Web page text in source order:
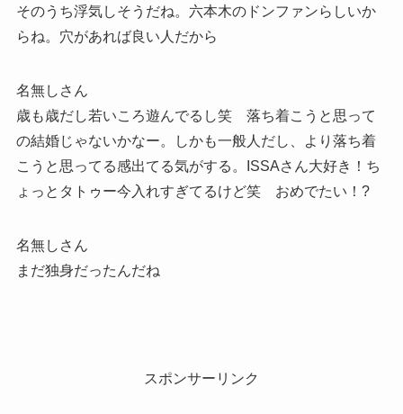
そのうち浮気しそうだね。六本木のドンファンらしいか
らね。穴があれば良い人だから
名無しさん
歳も歳だし若いころ遊んでるし笑 落ち着こうと思って
の結婚じゃないかなー。しかも一般人だし、より落ち着
こうと思ってる感出てる気がする。ISSAさん大好き！ち
ょっとタトゥー今入れすぎてるけど笑 おめでたい！?
名無しさん
まだ独身だったんだね
スポンサーリンク